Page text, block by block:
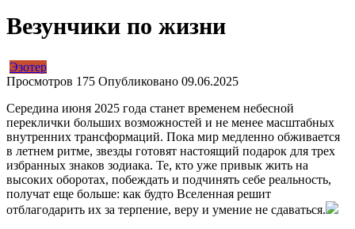
Везунчики по жизни
Эзотер
Просмотров 175 Опубликовано 09.06.2025
Середина июня 2025 года станет временем небесной
переклички больших возможностей и не менее масштабных
внутренних трансформаций. Пока мир медленно обживается
в летнем ритме, звезды готовят настоящий подарок для трех
избранных знаков зодиака. Те, кто уже привык жить на
высоких оборотах, побеждать и подчинять себе реальность,
получат еще больше: как будто Вселенная решит
отблагодарить их за терпение, веру и умение не сдаваться.